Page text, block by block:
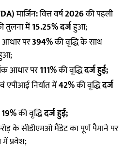
मार्जिन:वित्त वर्ष2026की पहली
तुलना में15.25% दर्जहुआ;
आधार पर394%की वृद्धि के साथ
आधार पर111%की वृद्धिदर्ज हुई;
एपीआई निर्यात में42%की वृद्धिदर्ज
19%की वृद्धिदर्ज हुई;
के सीडीएमओ मैंडेट का पूर्ण पैमाने पर
प्रवेश;